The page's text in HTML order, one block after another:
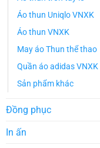
Áo thun Uniqlo VNXK
Áo thun VNXK
May áo Thun thể thao
Quần áo adidas VNXK
Sản phẩm khác
Đồng phục
In ấn